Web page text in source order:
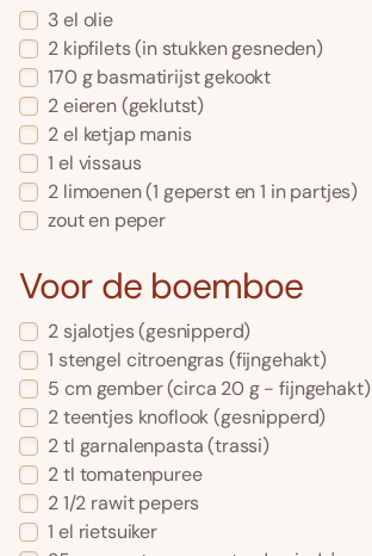
3el olie
2 kipfilets(in stukken gesneden)
170 g basmatirijst gekookt
2eieren(geklutst)
2el ketjap manis
1 el vissaus
2 limoenen(1 geperst en 1 in partjes)
zout en peper
Voor de boemboe
2 sjalotjes(gesnipperd)
1 stengel citroengras(fijngehakt)
5 cm gember(circa 20 g - fijngehakt)
2teentjes knoflook(gesnipperd)
2tl garnalenpasta(trassi)
2tl tomatenpuree
2 1/2 rawit pepers
1 el rietsuiker